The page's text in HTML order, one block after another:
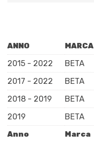
ANNO MARCA
Anno Marca
2015 - 2022 BETA
2017 - 2022
BETA
2018 - 2019
BETA
2019
BETA